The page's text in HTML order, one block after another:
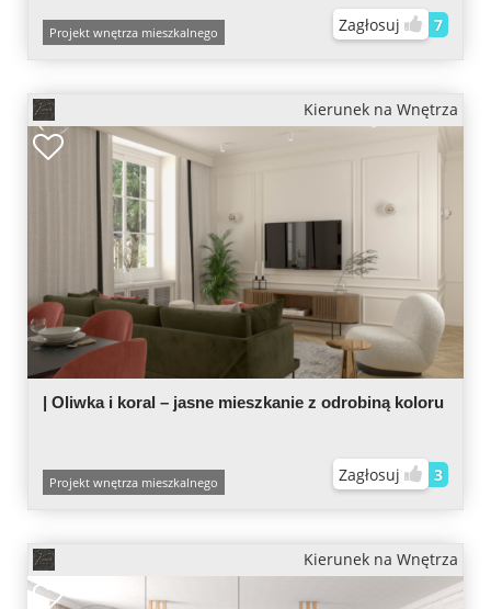
Projekt wnętrza mieszkalnego Zagłosuj 7
Kierunek na Wnętrza
| Oliwka i koral – jasne mieszkanie z odrobiną koloru
Projekt wnętrza mieszkalnego Zagłosuj 3
Kierunek na Wnętrza